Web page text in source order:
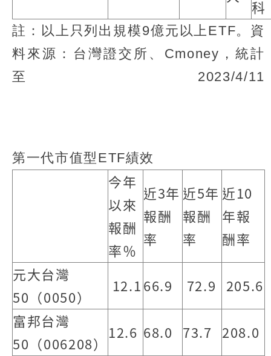
科
註：以上只列出規模9億元以上ETF。資
料來源：台灣證交所、Cmoney，統計
至2023/4/11
第一代市值型ETF績效
今年
以來
報酬
率％
近3年
報酬
率
近5年
報酬
率
近10
年報
酬率
元大台灣
50（0050）
12.166.9 72.9
205.6
富邦台灣
50（006208）
12.6 68.0 73.7 208.0